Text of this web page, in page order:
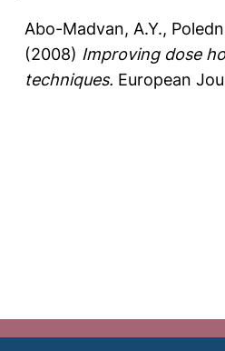
Abo-Madvan, A.Y.,
(2008) Improving dose
techniques. European